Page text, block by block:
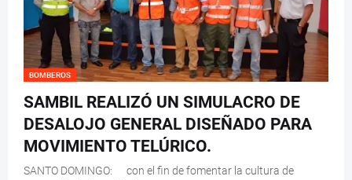
BOMBEROS
SAMBIL REALIZÓ UN SIMULACRO DE
DESALOJO GENERAL DISEÑADO PARA
MOVIMIENTO TELÚRICO.
SANTO DOMINGO: con el fin de fomentar la cultura de